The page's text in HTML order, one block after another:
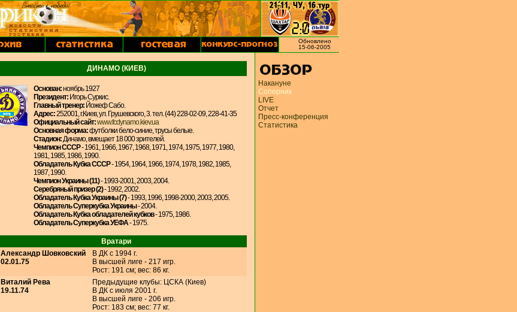
Обновлено
15-06-2005
ДИНАМО (КИЕВ)
Основан:ноябрь 1927
Президент: Игорь Суркис.
Главный тренер: Йожеф Сабо.
Адрес:252001, г.Киев, ул. Грушевского, 3. тел. (44) 228-02-09, 228-41-35
Официальный сайт:www.fcdynamo.kiev.ua
Основная форма:футболки бело-синие, трусы белые.
Стадион:Динамо, вмещает 18 000 зрителей.
Чемпион СССР- 1961, 1966, 1967, 1968, 1971, 1974, 1975, 1977, 1980,
1981, 1985, 1986, 1990.
Обладатель Кубка СССР- 1954, 1964, 1966, 1974, 1978, 1982, 1985,
1987, 1990.
Чемпион Украины (11)- 1993-2001, 2003, 2004.
Серебряный призер (2)- 1992, 2002.
Обладатель Кубка Украины (7)- 1993, 1996, 1998-2000, 2003, 2005.
Обладатель Суперкубка Украины- 2004.
Обладатель Кубка обладателей кубков- 1975, 1986.
Обладатель Суперкубка УЕФА- 1975.
Вратари
Александр Шовковский
02.01.75
В ДК с 1994 г.
В высшей лиге - 217 игр.
Рост: 191 см; вес: 86 кг.
Виталий Рева
19.11.74
Предыдущие клубы: ЦСКА (Киев)
В ДК с июля 2001 г.
В высшей лиге - 206 игр.
Рост: 183 см; вес: 77 кг.
Накануне
Соперник
LIVE
Отчет
Пресс-конференция
Статистика